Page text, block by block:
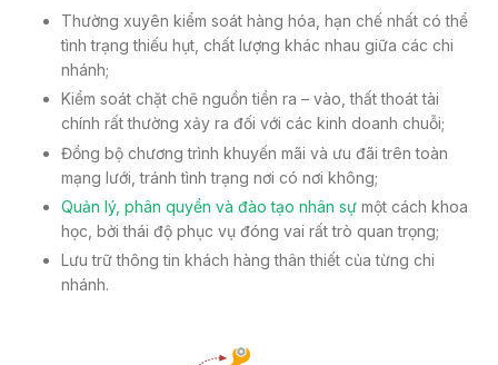
Thường xuyên kiểm soát hàng hóa, hạn chế nhất có thể
tình trạng thiếu hụt, chất lượng khác nhau giữa các chi
nhánh;
Kiểm soát chặt chẽ nguồn tiền ra – vào, thất thoát tài
chính rất thường xảy ra đối với các kinh doanh chuỗi;
Đồng bộ chương trình khuyến mãi và ưu đãi trên toàn
mạng lưới, tránh tình trạng nơi có nơi không;
Quản lý, phân quyền và đào tạo nhân sự một cách khoa
học, bởi thái độ phục vụ đóng vai rất trò quan trọng;
Lưu trữ thông tin khách hàng thân thiết của từng chi
nhánh.